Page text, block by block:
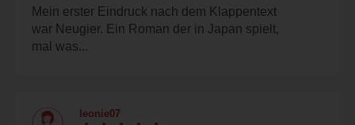
Mein erster Eindruck nach dem Klappentext
war Neugier. Ein Roman der in Japan spielt,
mal was...
leonie07